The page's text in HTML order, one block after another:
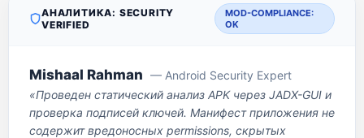
АНАЛИТИКА: SECURITY
VERIFIED
MOD-COMPLIANCE:
OK
Mishaal Rahman — Android Security Expert
«Проведен статический анализ APK через JADX-GUI и
проверка подписей ключей. Манифест приложения не
содержит вредоносных permissions, скрытых